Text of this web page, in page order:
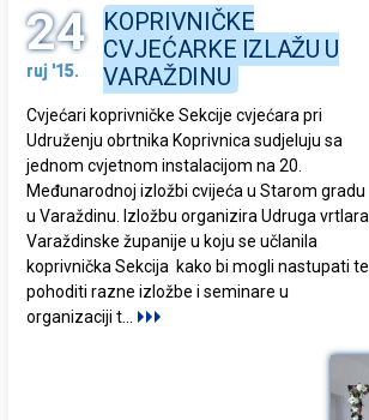
24
ruj '15.
KOPRIVNIČKE
CVJEĆARKE IZLAŽU U
VARAŽDINU
Cvjećari koprivničke Sekcije cvjećara pri
Udruženju obrtnika Koprivnica sudjeluju sa
jednom cvjetnom instalacijom na 20.
Međunarodnoj izložbi cvijeća u Starom gradu
u Varaždinu. Izložbu organizira Udruga vrtlara
Varaždinske županije u koju se učlanila
koprivnička Sekcija kako bi mogli nastupati te
pohoditi razne izložbe i seminare u
organizaciji t